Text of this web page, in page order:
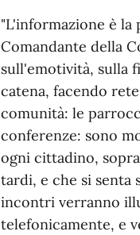
"L'informazione è la
Comandante della
sull'emotività, sulla
catena, facendo
comunità: le
conferenze: sono
ogni cittadino,
tardi, e che si senta
incontri verranno
telefonicamente, e